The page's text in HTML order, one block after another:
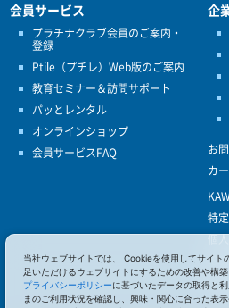
会員サービス
プラチナクラブ会員のご案内・
登録
Ptile（プチレ）Web版のご案内
教育セミナー＆訪問サポート
パッとレンタル
オンラインショップ
会員サービスFAQ
企
お
カ
特
個
健
当社ウェブサイトでは、 Cookieを使用してサイト
足いただけるウェブサイトにするための改善や構築
プライバシーポリシーに基づいたデータの取得と
まのご利用状況を確認し、興味・関心に合った表